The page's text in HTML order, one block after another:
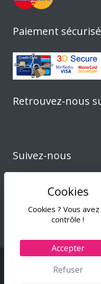
Cookies ? Vous avez
contrôle !
Accepter
Refuser
Paiement sécurisé
Retrouvez-nous
Suivez-nous
© 2024 Tiss &